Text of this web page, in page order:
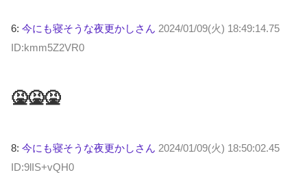
6: 今にも寝そうな夜更かしさん 2024/01/09(火) 18:49:14.75
ID:kmm5Z2VR0
🤮🤮🤮
8: 今にも寝そうな夜更かしさん 2024/01/09(火) 18:50:02.45
ID:9lIS+vQH0